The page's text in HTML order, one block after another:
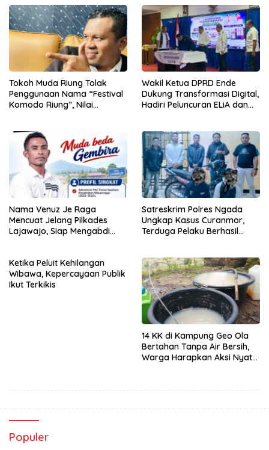
Tokoh Muda Riung Tolak
Penggunaan Nama “Festival
Komodo Riung”, Nilai
Wakil Ketua DPRD Ende
Dukung Transformasi Digital,
Hadiri Peluncuran ELiA dan
Nama Venuz Je Raga
Mencuat Jelang Pilkades
Lajawajo, Siap Mengabdi
Satreskrim Polres Ngada
Ungkap Kasus Curanmor,
Terduga Pelaku Berhasil
Ketika Peluit Kehilangan
Wibawa, Kepercayaan Publik
Ikut Terkikis
14 KK di Kampung Geo Ola
Bertahan Tanpa Air Bersih,
Warga Harapkan Aksi Nyata
Populer